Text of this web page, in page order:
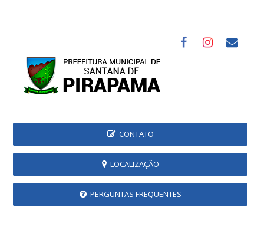
CONTATO
LOCALIZAÇÃO
PERGUNTAS FREQUENTES